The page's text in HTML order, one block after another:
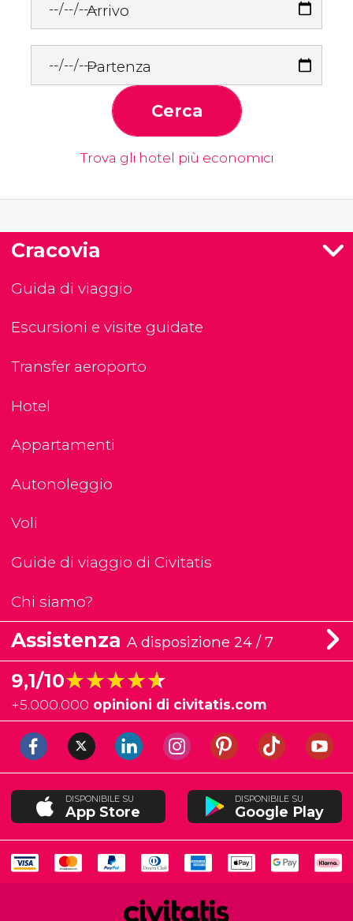
Arrivo
Partenza
Cerca
Trova gli hotel più economici
Cracovia
Guida di viaggio
Escursioni e visite guidate
Transfer aeroporto
Hotel
Appartamenti
Autonoleggio
Voli
Guide di viaggio di Civitatis
Chi siamo?
Assistenza A disposizione 24 / 7
9,1/10★★★★★
★★★★★
+5.000.000 opinioni di civitatis.com
DISPONIBILE SU
App Store
DISPONIBILE SU
Google Play